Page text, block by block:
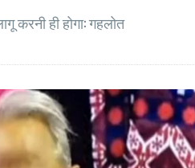
करनी ही होगा: गहलोत